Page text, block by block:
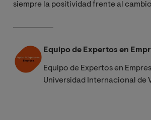
siempre la positividad frente al
Equipo de Expertos en
Equipo de Expertos en
Universidad Internacional de